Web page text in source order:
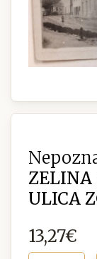
ZELINA
ULICA
13,27€